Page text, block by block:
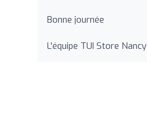
Bonne journée
L'équipe TUI Store Nancy